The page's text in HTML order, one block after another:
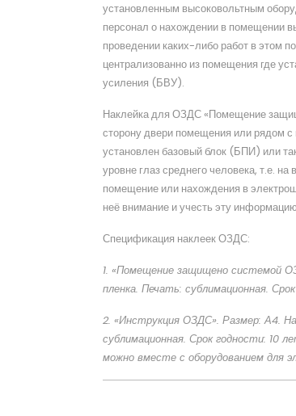
установленным высоковольтным
персонал о нахождении в помещении
проведении каких-либо работ в этом
централизованно из помещения где
усиления (БВУ).
Наклейка для ОЗДС «Помещение
сторону двери помещения или рядом с
установлен базовый блок (БПИ) или
уровне глаз среднего человека, т.е.
помещение или нахождения в
неё внимание и учесть эту
Спецификация наклеек ОЗДС:
1. «Помещение защищено системой
пленка. Печать: сублимационная.
2. «Инструкция ОЗДС». Размер: А4.
сублимационная. Срок годности: 10
можно вместе с оборудованием для